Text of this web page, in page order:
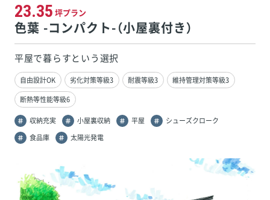
23.35 坪プラン
色葉 -コンパクト-（小屋裏付き）
平屋で暮らすという選択
自由設計OK 劣化対策等級3 耐震等級3
維持管理対策等級3
断熱等性能等級6
収納充実 小屋裏収納 平屋
シューズクローク
食品庫
太陽光発電